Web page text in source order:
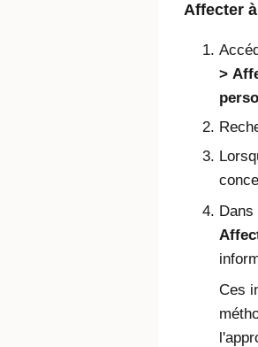
Affecter
Dans
Ces